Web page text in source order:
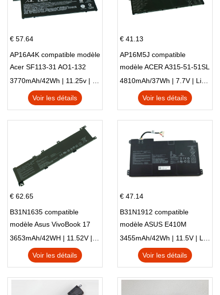
€ 57.64
AP16A4K compatible modèle
Acer SF113-31 AO1-132
NE132
3770mAh/42Wh | 11.25v | Li-ion ...
Voir les détails
€ 41.13
AP16M5J compatible
modèle ACER A315-51-51SL
N17Q1 SERIES
4810mAh/37Wh | 7.7V | Li-ion ...
Voir les détails
€ 62.65
B31N1635 compatible
modèle Asus VivoBook 17
X705NC X705UA X705UV
X705UN X705UD
3653mAh/42WH | 11.52V | Li-ion ...
Voir les détails
€ 47.14
B31N1912 compatible
modèle ASUS E410M
E410MA L410MA
3455mAh/42Wh | 11.5V | Li-ion ...
Voir les détails